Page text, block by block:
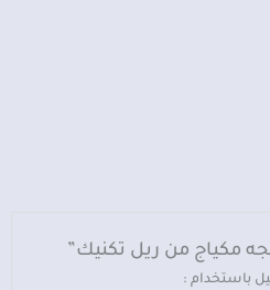
مكياج من ريل تكنيك”
باستخدام :